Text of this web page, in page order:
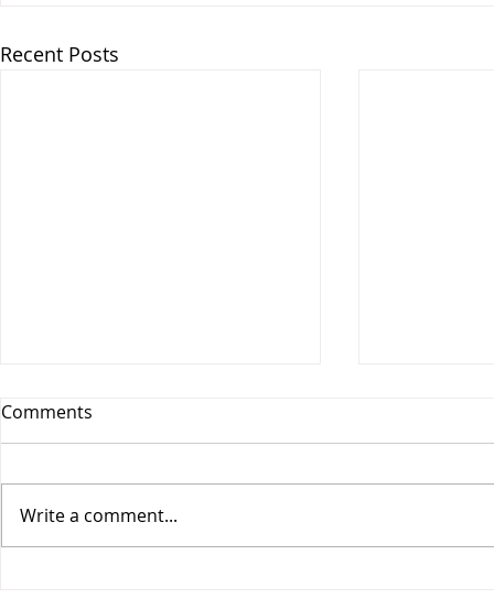
Recent Posts
Comments
Write a comment...